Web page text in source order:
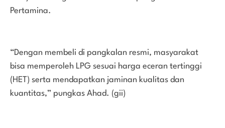
Pertamina.
“Dengan membeli di pangkalan resmi, masyarakat
bisa memperoleh LPG sesuai harga eceran tertinggi
(HET) serta mendapatkan jaminan kualitas dan
kuantitas,” pungkas Ahad. (gii)